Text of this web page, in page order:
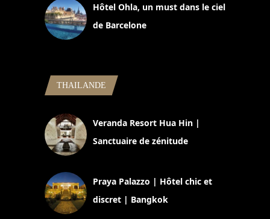
Hôtel Ohla, un must dans le ciel
de Barcelone
THAILANDE
Veranda Resort Hua Hin |
Sanctuaire de zénitude
Praya Palazzo | Hôtel chic et
discret | Bangkok